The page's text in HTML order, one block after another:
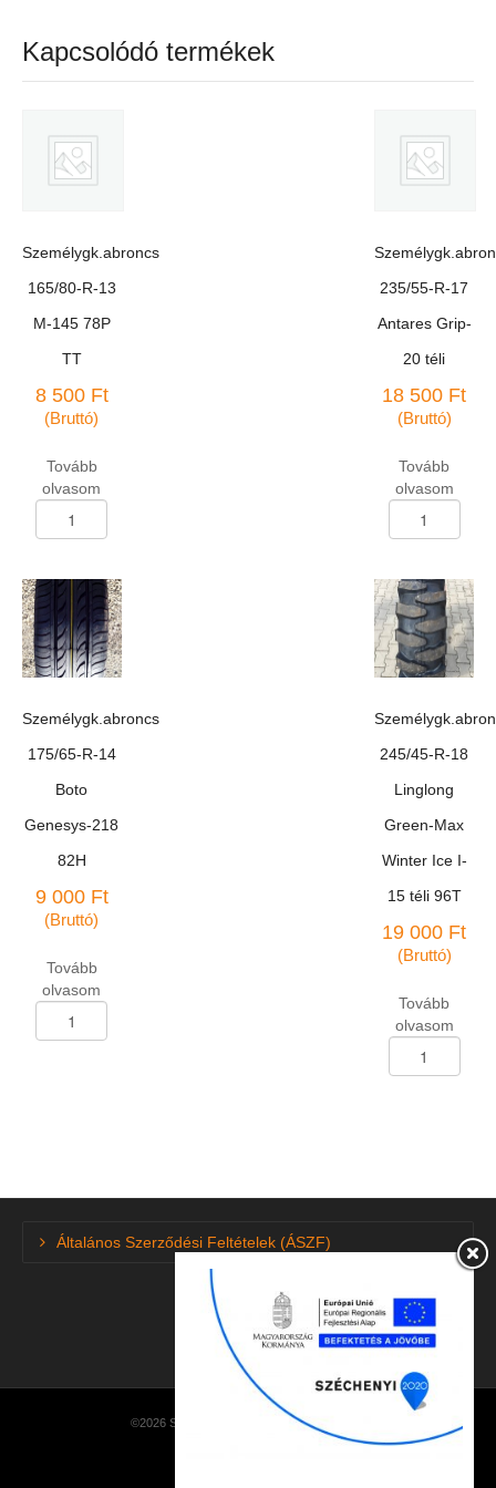
Kapcsolódó termékek
Személygk.abroncs
165/80-R-13
M-145 78P
TT
8 500 Ft
(Bruttó)
Tovább
olvasom
165/80-
13
M-
145
78P
TT
235/55-R-17
Antares Grip-
20 téli
18 500 Ft
(Bruttó)
Tovább
olvasom
235/55-
17
Antares
Grip-
20
téli
Személygk.abroncs
175/65-R-14
Boto
Genesys-218
82H
9 000 Ft
(Bruttó)
Tovább
olvasom
175/65-
245/45-R-18
Linglong
Green-Max
Winter Ice I-
15 téli 96T
19 000 Ft
(Bruttó)
Tovább
olvasom
245/45-
Winter
96T
mennyiség
Általános Szerződési Feltételek (ÁSZF)
©2026 SzuperGumi · made byNetEasySoft